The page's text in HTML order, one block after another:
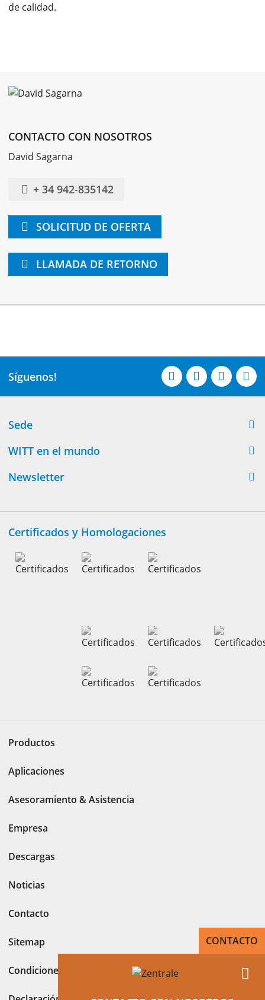
de calidad.
CONTACTO CON NOSOTROS
David Sagarna
+ 34 942-835142
SOLICITUD DE OFERTA
LLAMADA DE RETORNO
CONTACTO
Síguenos!
Sede
WITT en el mundo
Newsletter
Certificados y Homologaciones
Productos
Aplicaciones
Asesoramiento & Asistencia
Empresa
Descargas
Noticias
Contacto
Sitemap
Condiciones generales